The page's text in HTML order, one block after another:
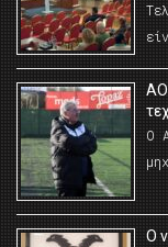
ΑΟ
Ο
O